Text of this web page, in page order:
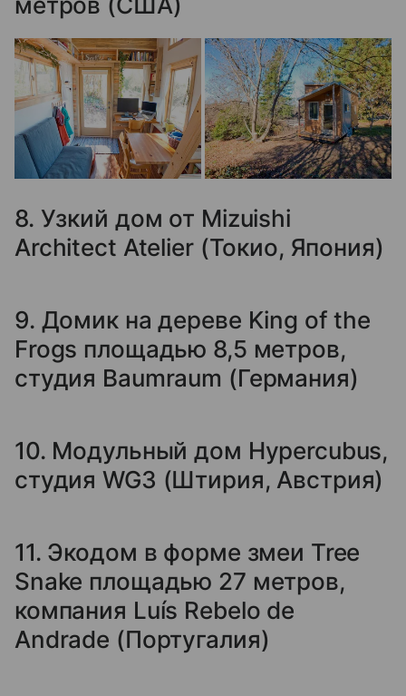
8. Узкий дом от Mizuishi
Architect Atelier (Токио, Япония)
9. Домик на дереве King of the
Frogs площадью 8,5 метров,
студия Baumraum (Германия)
10. Модульный дом Hypercubus,
студия WG3 (Штирия, Австрия)
11. Экодом в форме змеи Tree
Snake площадью 27 метров,
компания Luís Rebelo de
Andrade (Португалия)